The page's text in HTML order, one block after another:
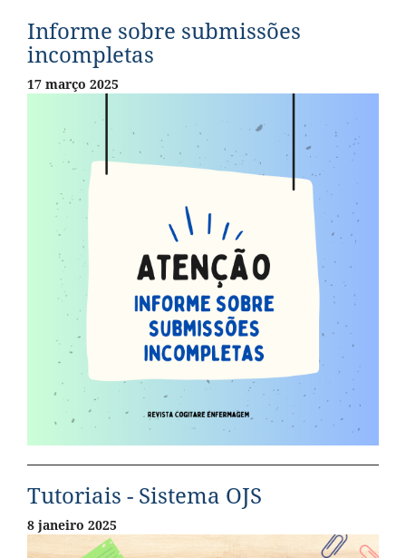
Informe sobre submissões
incompletas
17 março 2025
Tutoriais - Sistema OJS
8 janeiro 2025